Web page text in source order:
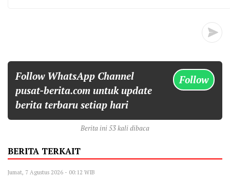
Follow WhatsApp Channel
pusat-berita.com untuk update
berita terbaru setiap hari
Follow
Berita ini 53 kali dibaca
BERITA TERKAIT
Jumat, 7 Agustus 2026 - 00:12 WIB